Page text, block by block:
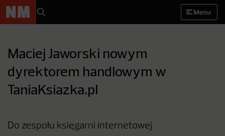
Menu
Maciej Jaworski nowym
dyrektorem handlowym w
TaniaKsiazka.pl
Do zespołu księgarni internetowej